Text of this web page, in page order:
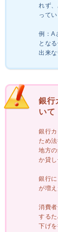
れず
ってい
例：A
とな
出来な
銀行
いて
銀行
ため
地方
か貸
銀行
が増
消費
する
下げ